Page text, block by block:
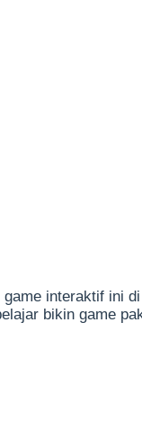
interaktif ini
bikin game